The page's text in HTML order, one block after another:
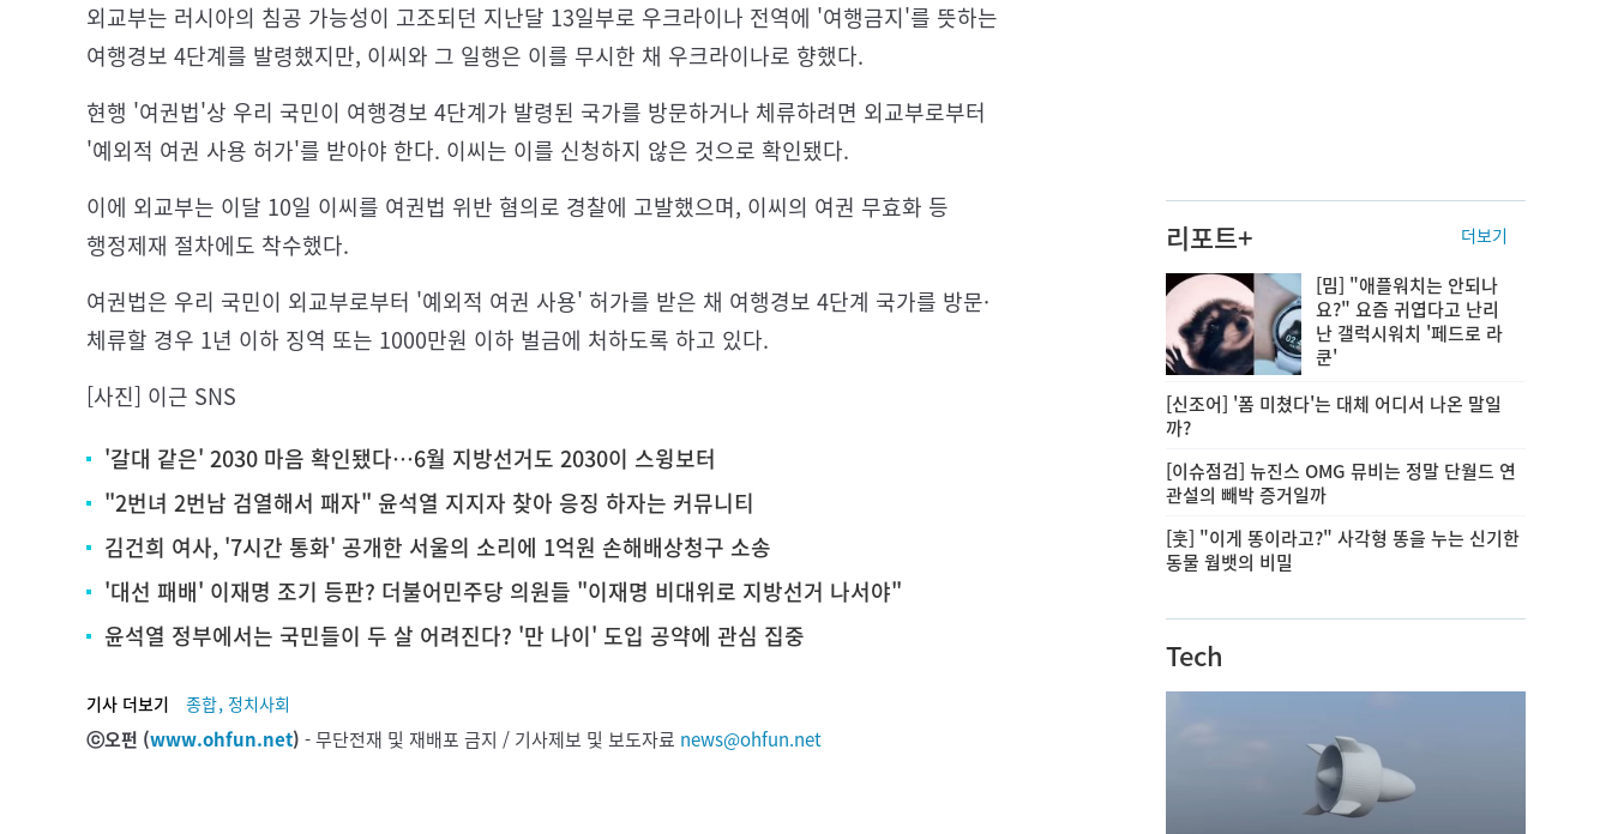
외교부는 러시아의 침공 가능성이 고조되던 지난달 13일부로 우크라이나 전역에 '여행금지'를 뜻하는
여행경보 4단계를 발령했지만, 이씨와 그 일행은 이를 무시한 채 우크라이나로 향했다.
현행 '여권법'상 우리 국민이 여행경보 4단계가 발령된 국가를 방문하거나 체류하려면 외교부로부터
'예외적 여권 사용 허가'를 받아야 한다. 이씨는 이를 신청하지 않은 것으로 확인됐다.
이에 외교부는 이달 10일 이씨를 여권법 위반 혐의로 경찰에 고발했으며, 이씨의 여권 무효화 등
행정제재 절차에도 착수했다.
여권법은 우리 국민이 외교부로부터 '예외적 여권 사용' 허가를 받은 채 여행경보 4단계 국가를 방문·
체류할 경우 1년 이하 징역 또는 1000만원 이하 벌금에 처하도록 하고 있다.
[사진] 이근 SNS
'갈대 같은' 2030 마음 확인됐다…6월 지방선거도 2030이 스윙보터
"2번녀 2번남 검열해서 패자" 윤석열 지지자 찾아 응징 하자는 커뮤니티
김건희 여사, '7시간 통화' 공개한 서울의 소리에 1억원 손해배상청구 소송
'대선 패배' 이재명 조기 등판? 더불어민주당 의원들 "이재명 비대위로 지방선거 나서야"
윤석열 정부에서는 국민들이 두 살 어려진다? '만 나이' 도입 공약에 관심 집중
기사 더보기 종합, 정치사회
ⓒ오펀 (www.ohfun.net) - 무단전재 및 재배포 금지 / 기사제보 및 보도자료 news@ohfun.net
리포트+ 더보기
[밈] "애플워치는 안되나
요?" 요즘 귀엽다고 난리
난 갤럭시워치 '페드로 라
쿤'
[신조어] '폼 미쳤다'는 대체 어디서 나온 말일
까?
[이슈점검] 뉴진스 OMG 뮤비는 정말 단월드 연
관설의 빼박 증거일까
[훗] "이게 똥이라고?" 사각형 똥을 누는 신기한
동물 웜뱃의 비밀
Tech